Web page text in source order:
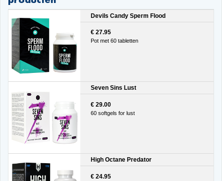
Devils Candy Sperm Flood
€ 27.95
Pot met 60 tabletten
Seven Sins Lust
€ 29.00
60 softgels for lust
High Octane Predator
€ 24.95